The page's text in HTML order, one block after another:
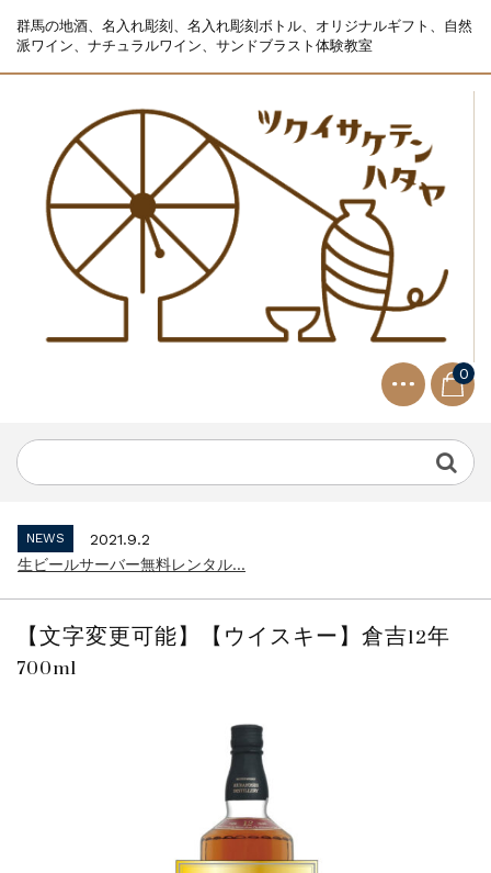
群馬の地酒、名入れ彫刻、名入れ彫刻ボトル、オリジナルギフト、自然
派ワイン、ナチュラルワイン、サンドブラスト体験教室
0
生ビールサーバー無料レンタル...
NEWS
2023.10.2
NEWS
2021.9.2
生ビールサーバー無料レンタル...
NEWS
2021.9.2
生ビールサーバー無料レンタル...
【文字変更可能】【ウイスキー】倉吉12年
700ml